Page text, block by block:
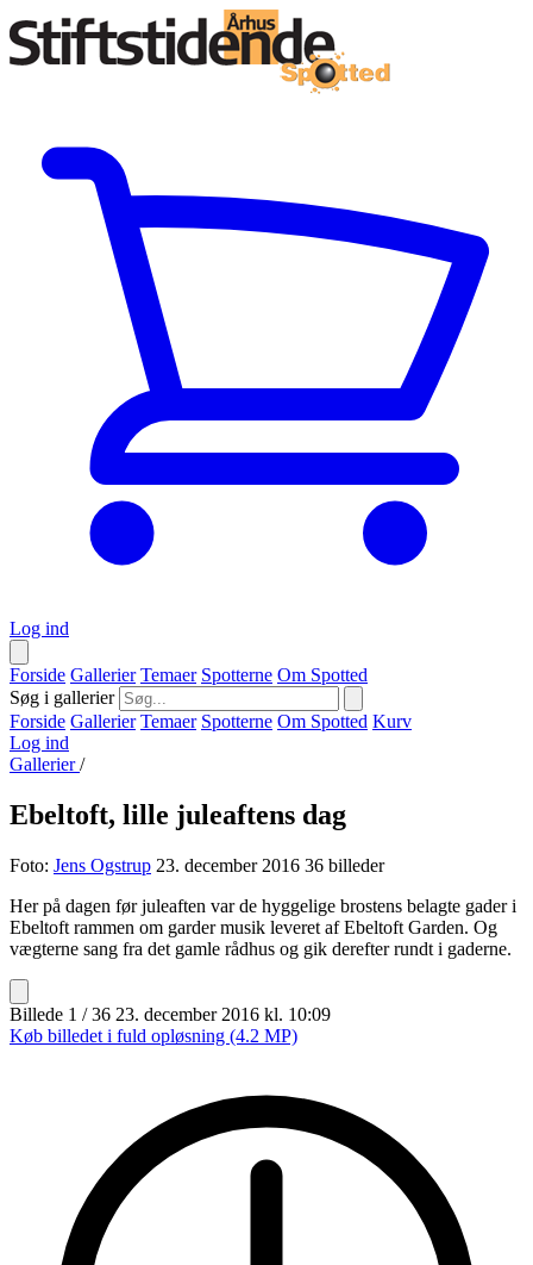
Log ind
Forside Gallerier Temaer Spotterne Om Spotted
Søg i gallerier
Forside Gallerier Temaer Spotterne Om Spotted Kurv
Log ind
Gallerier/
Ebeltoft, lille juleaftens dag
Foto: Jens Ogstrup 23. december 2016 36 billeder
Her på dagen før juleaften var de hyggelige brostens belagte gader i
Ebeltoft rammen om garder musik leveret af Ebeltoft Garden. Og
vægterne sang fra det gamle rådhus og gik derefter rundt i gaderne.
Billede 1 / 36 23. december 2016 kl. 10:09
Køb billedet i fuld opløsning (4.2 MP)